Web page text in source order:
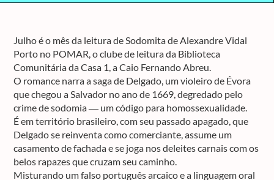
Julho é o mês da leitura de Sodomita de Alexandre Vidal
Porto no POMAR, o clube de leitura da Biblioteca
Comunitária da Casa 1, a Caio Fernando Abreu.
O romance narra a saga de Delgado, um violeiro de Évora
que chegou a Salvador no ano de 1669, degredado pelo
crime de sodomia ― um código para homossexualidade.
É em território brasileiro, com seu passado apagado, que
Delgado se reinventa como comerciante, assume um
casamento de fachada e se joga nos deleites carnais com os
belos rapazes que cruzam seu caminho.
Misturando um falso português arcaico e a linguagem oral